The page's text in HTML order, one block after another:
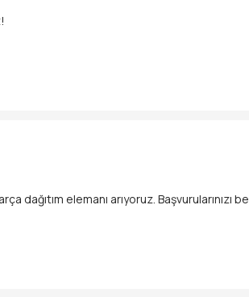
elemanı arıyoruz. Başvurularınızı be